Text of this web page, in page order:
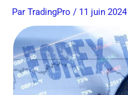
Par TradingPro / 11 juin